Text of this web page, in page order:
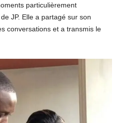
particulièrement
JP. Elle a partagé sur son
conversations et a transmis le